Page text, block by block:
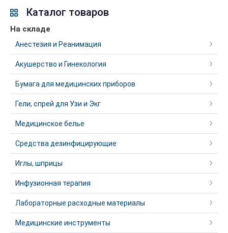
Каталог товаров
На складе
Анестезия и Реанимация
Акушерство и Гинекология
Бумага для медицинских приборов
Гели, спрей для Узи и Экг
Медицинское белье
Средства дезинфицирующие
Иглы, шприцы
Инфузионная терапия
Лабораторные расходные материалы
Медицинские инструменты